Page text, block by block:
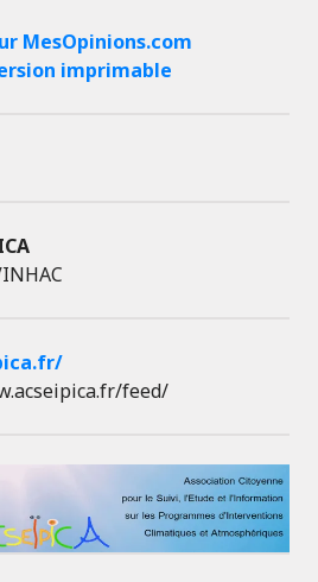
MesOpinions.com
imprimable
feed/